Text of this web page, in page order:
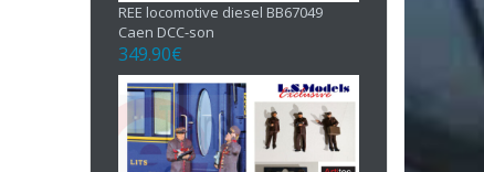
REE locomotive diesel BB67049
Caen DCC-son
349.90€